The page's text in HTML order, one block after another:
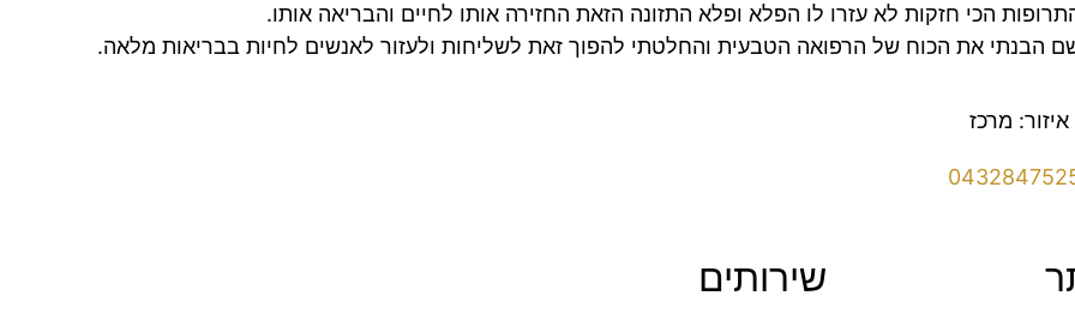
הכי חזקות לא עזרו לו הפלא ופלא התזונה הזאת החזירה אותו לחיים והבריאה אותו.
הבנתי את הכוח של הרפואה הטבעית והחלטתי להפוך זאת לשליחות ולעזור לאנשים לחיות בבריאות מלאה.
איזור: מרכז
שירותים